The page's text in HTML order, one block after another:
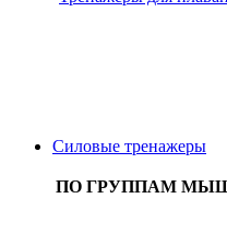
Силовые тренажеры
ПО ГРУППАМ